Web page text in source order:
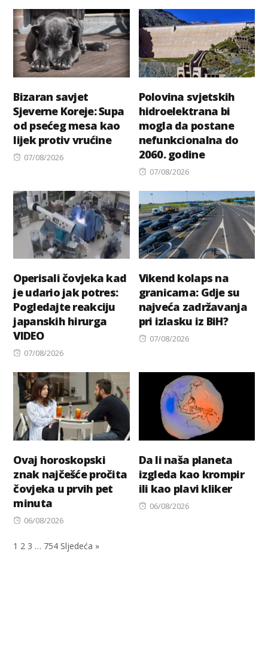
Bizaran savjet
Sjeverne Koreje: Supa
od psećeg mesa kao
lijek protiv vrućine
Posted
07/08/2026
Polovina svjetskih
hidroelektrana bi
mogla da postane
nefunkcionalna do
2060. godine
Posted
07/08/2026
Operisali čovjeka kad
je udario jak potres:
Pogledajte reakciju
japanskih hirurga
VIDEO
Posted
07/08/2026
Vikend kolaps na
granicama: Gdje su
najveća zadržavanja
pri izlasku iz BiH?
Posted
07/08/2026
Ovaj horoskopski
znak najčešće pročita
čovjeka u prvih pet
minuta
Posted
06/08/2026
Da li naša planeta
izgleda kao krompir
ili kao plavi kliker
Posted
06/08/2026
1 2 3 … 754 Sljedeća »